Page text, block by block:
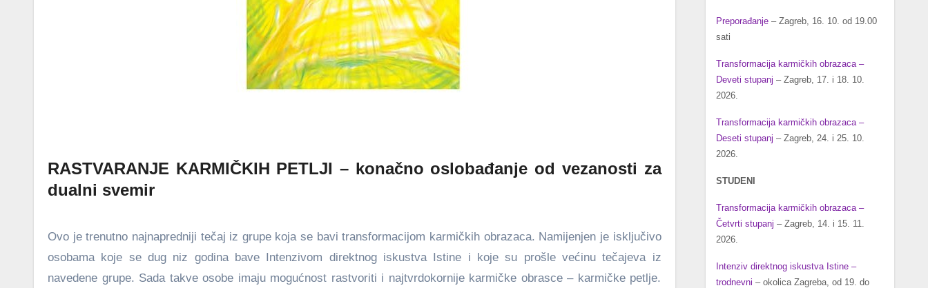
RASTVARANJE KARMIČKIH PETLJI – konačno oslobađanje od vezanosti za
dualni svemir
Ovo je trenutno najnapredniji tečaj iz grupe koja se bavi transformacijom karmičkih obrazaca. Namijenjen je isključivo
osobama koje se dug niz godina bave Intenzivom direktnog iskustva Istine i koje su prošle većinu tečajeva iz
navedene grupe. Sada takve osobe imaju mogućnost rastvoriti i najtvrdokornije karmičke obrasce – karmičke petlje.
Preporađanje– Zagreb, 16. 10. od 19.00
sati
Transformacija karmičkih obrazaca –
Deveti stupanj – Zagreb, 17. i 18. 10.
2026.
Transformacija karmičkih obrazaca –
Deseti stupanj – Zagreb, 24. i 25. 10.
2026.
STUDENI
Transformacija karmičkih obrazaca –
Četvrti stupanj – Zagreb, 14. i 15. 11.
2026.
Intenziv direktnog iskustva Istine –
trodnevni – okolica Zagreba, od 19. do